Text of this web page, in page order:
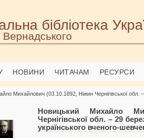
бібліотека
Вернадського
НОВИНИ ЧИТАЧАМ РЕСУРСИ
Михайлович (03.10.1892, Ніжин Чернігівської
Новицький Михайло
Чернігівської обл. – 29
українського вченого-